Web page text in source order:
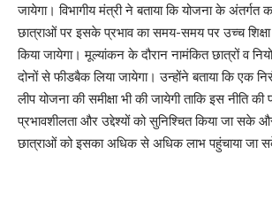
जायेगा। विभागीय मंत्री ने बताया कि योजना के अंतर्गत
छात्राओं पर इसके प्रभाव का समय-समय पर उच्च शिक्षा
किया जायेगा। मूल्यांकन के दौरान नामंकित छात्रों व
दोनों से फीडबैक लिया जायेगा। उन्होंने बताया कि एक
लीप योजना की समीक्षा भी की जायेगी ताकि इस नीति की
प्रभावशीलता और उद्देश्यों को सुनिश्चित किया जा सके
छात्राओं को इसका अधिक से अधिक लाभ पहुंचाया जा